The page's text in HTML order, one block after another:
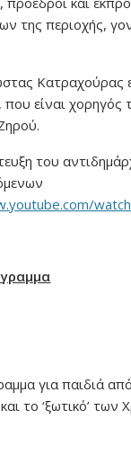
της περιοχής,
Κατραχούρας
που είναι
του
για παιδιά
το ‘ξωτικό’ των